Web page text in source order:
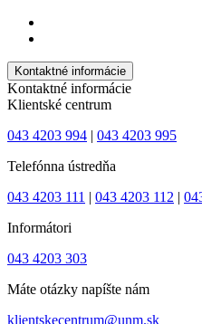
Kontaktné informácie
Kontaktné informácie
Klientské centrum
043 4203 994 | 043 4203 995
Telefónna ústredňa
043 4203 111 | 043 4203 112 |
Informátori
043 4203 303
Máte otázky napíšte nám
klientskecentrum@unm.sk